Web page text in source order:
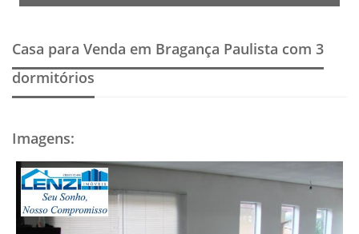
Casa para Venda em Bragança Paulista com 3
dormitórios
Imagens: